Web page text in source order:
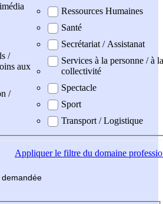
/
aux
/
Ressources Humaines
Santé
Secrétariat / Assistanat
Services à la personne / à la
collectivité
Spectacle
Sport
Transport / Logistique
Appliquerle filtre du domaine
demandée